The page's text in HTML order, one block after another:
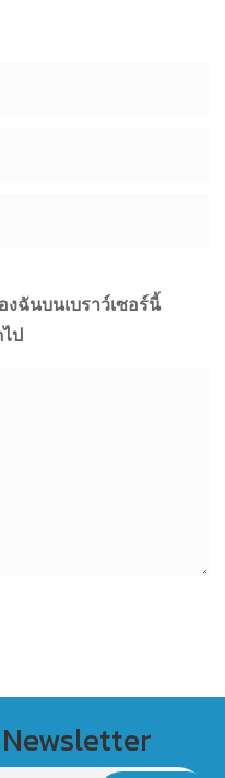
ฉันบนเบราว์เซอร์นี้
ป